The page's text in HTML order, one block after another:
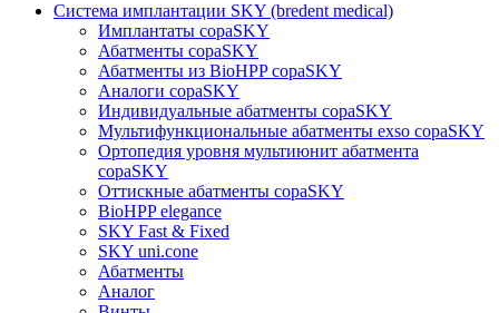
Система имплантации SKY (bredent medical)
Имплантаты copaSKY
Абатменты copaSKY
Абатменты из BioHPP copaSKY
Аналоги copaSKY
Индивидуальные абатменты copaSKY
Мультифункциональные абатменты exso copaSKY
Ортопедия уровня мультиюнит абатмента
copaSKY
Оттискные абатменты copaSKY
BioHPP elegance
SKY Fast & Fixed
SKY uni.cone
Абатменты
Аналог